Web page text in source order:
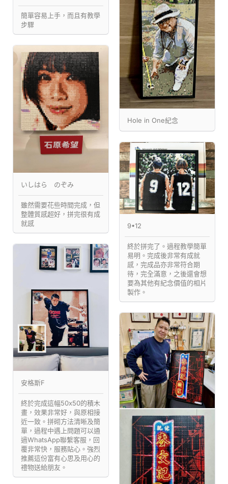
簡單容易上手，而且有教學
步驟
Hole in One紀念
いしはら のぞみ
雖然需要花些時間完成，但
整體質感超好，拼完很有成
就感
9•12
終於拼完了。過程教學簡單
易明。完成後非常有成就
感，完成品亦非常符合期
待，完全滿意，之後還會想
要為其他有紀念價值的相片
製作。
安格斯F
終於完成這幅50x50的積木
畫，效果非常好，與原相接
近一致。拼砌方法清晰及簡
單，過程中遇上問題可以通
過WhatsApp聯繫客服，回
覆非常快，服務貼心。強烈
推薦這份富有心思及用心的
禮物送給朋友。